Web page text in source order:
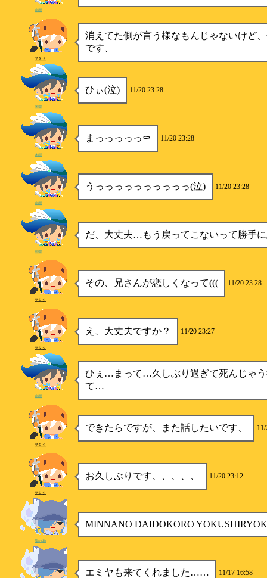
水樹
消えてた側が言う様なもんじゃないけど
です、
ヲタク
ひぃ(泣) 11/20 23:28
水樹
まっっっっっ⚰️ 11/20 23:28
水樹
うっっっっっっっっっっ(泣) 11/20 23:28
水樹
だ、大丈夫…もう戻ってこないって勝手
水樹
その、兄さんが恋しくなって((( 11/20 23:28
ヲタク
え、大丈夫ですか？ 11/20 23:27
ヲタク
ひぇ…まって…久しぶり過ぎて死んじゃ
て…
水樹
できたらですが、また話したいです、
ヲタク
お久しぶりです、、、、、 11/20 23:12
ヲタク
MINNANO DAIDOKORO
龍の神
エミヤも来てくれました…… 11/17 16:58